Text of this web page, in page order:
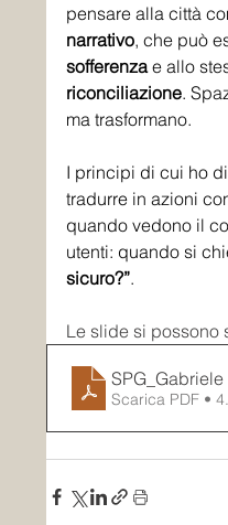
pensare alla città
narrativo, che può
sofferenza e allo
riconciliazione.
ma trasformano.
I principi di cui ho
tradurre in azioni
quando vedono il
utenti: quando si
sicuro?”.
Le slide si possono
SPG_Gabriele
Scarica PDF •